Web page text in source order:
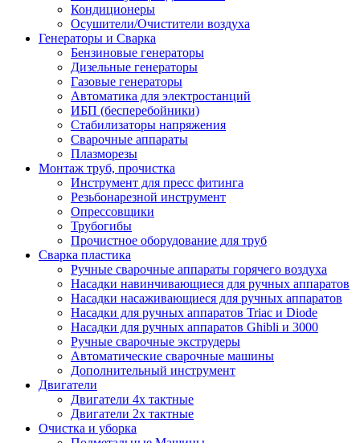
Кондиционеры
Осушители/Очистители воздуха
Генераторы и Сварка
Бензиновые генераторы
Дизельные генераторы
Газовые генераторы
Автоматика для электростанций
ИБП (бесперебойники)
Стабилизаторы напряжения
Сварочные аппараты
Плазморезы
Монтаж труб, прочистка
Инструмент для пресс фитинга
Резьбонарезной инструмент
Опрессовщики
Трубогибы
Прочистное оборудование для труб
Сварка пластика
Ручные сварочные аппараты горячего воздуха
Насадки навинчивающиеся для ручных аппаратов
Насадки насаживающиеся для ручных аппаратов
Насадки для ручных аппаратов Triac и Diode
Насадки для ручных аппаратов Ghibli и 3000
Ручные сварочные экструдеры
Автоматические сварочные машины
Дополнительный инструмент
Двигатели
Двигатели 4х тактные
Двигатели 2х тактные
Очистка и уборка